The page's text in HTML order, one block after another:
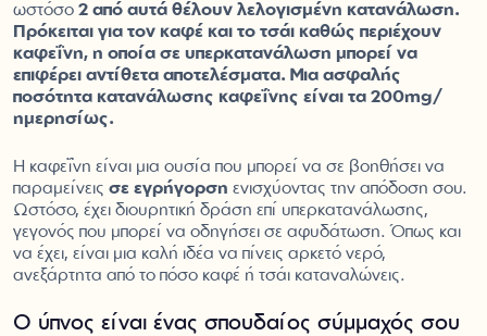
ωστόσο 2 από αυτά θέλουν λελογισμένη κατανάλωση.
Πρόκειται για τον καφέ και το τσάι καθώς περιέχουν
καφεΐνη, η οποία σε υπερκατανάλωση μπορεί να
επιφέρει αντίθετα αποτελέσματα. Μια ασφαλής
ποσότητα κατανάλωσης καφεΐνης είναι τα 200mg/
ημερησίως.
Η καφεΐνη είναι μια ουσία που μπορεί να σε βοηθήσει να
παραμείνεις σε εγρήγορση ενισχύοντας την απόδοση σου.
Ωστόσο, έχει διουρητική δράση επί υπερκατανάλωσης,
γεγονός που μπορεί να οδηγήσει σε αφυδάτωση. Όπως και
να έχει, είναι μια καλή ιδέα να πίνεις αρκετό νερό,
ανεξάρτητα από το πόσο καφέ ή τσάι καταναλώνεις.
Ο ύπνος είναι ένας σπουδαίος σύμμαχός σου